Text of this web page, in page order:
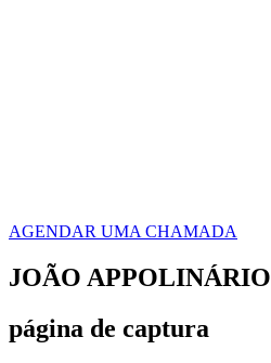
AGENDAR UMA CHAMADA
JOÃO APPOLINÁRIO
página de captura